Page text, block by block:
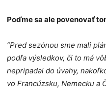
Poďme sa ale povenovať
“Pred sezónou sme mali
podľa výsledkov, či to má
nepripadal do úvahy,
vo Francúzsku, Nemecku a